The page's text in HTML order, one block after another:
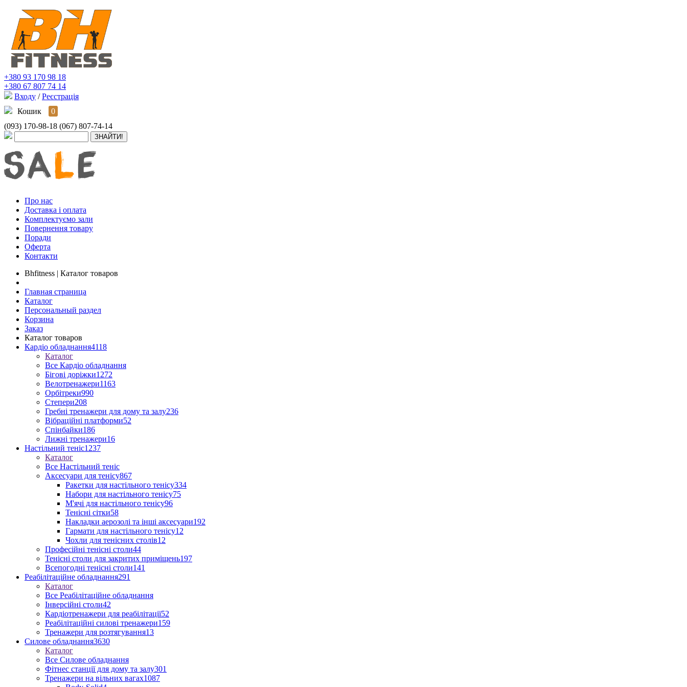
+380 93 170 98 18
+380 67 807 74 14
Входу / Реєстрація
Кошик
0
(093) 170-98-18 (067) 807-74-14
Про нас
Доставка і оплата
Комплектуємо зали
Повернення товару
Поради
Оферта
Контакти
Bhfitness | Каталог товаров
Главная страница
Каталог
Персональный раздел
Корзина
Заказ
Каталог товаров
Кардіо обладнання4118
Каталог
Все Кардіо обладнання
Бігові доріжки1272
Велотренажери1163
Орбітреки990
Степери208
Гребні тренажери для дому та залу236
Вібраційні платформи52
Спінбайки186
Лижні тренажери16
Настільний теніс1237
Каталог
Все Настільний теніс
Аксесуари для тенісу867
Ракетки для настільного тенісу334
Набори для настільного тенісу75
М'ячі для настільного тенісу96
Тенісні сітки58
Накладки аерозолі та інші аксесуари192
Гармати для настільного тенісу12
Чохли для тенісних столів12
Професійні тенісні столи44
Тенісні столи для закритих приміщень197
Всепогодні тенісні столи141
Реабілітаційне обладнання291
Каталог
Все Реабілітаційне обладнання
Інверсійні столи42
Кардіотренажери для реабілітації52
Реабілітаційні силові тренажери159
Тренажери для розтягування13
Силове обладнання3630
Каталог
Все Силове обладнання
Фітнес станції для дому та залу301
Тренажери на вільних вагах1087